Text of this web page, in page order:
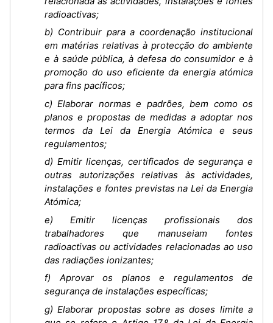
radioactivas;
b) Contribuir para a coordenação institucional
em matérias relativas à protecção do ambiente
e à saúde pública, à defesa do consumidor e à
promoção do uso eficiente da energia atómica
para fins pacíficos;
c) Elaborar normas e padrões, bem como os
planos e propostas de medidas a adoptar nos
termos da Lei da Energia Atómica e seus
regulamentos;
d) Emitir licenças, certificados de segurança e
outras autorizações relativas às actividades,
instalações e fontes previstas na Lei da Energia
Atómica;
e) Emitir licenças profissionais dos
trabalhadores que manuseiam fontes
radioactivas ou actividades relacionadas ao uso
das radiações ionizantes;
f) Aprovar os planos e regulamentos de
segurança de instalações específicas;
g) Elaborar propostas sobre as doses limite a